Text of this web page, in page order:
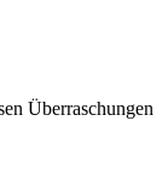
Überraschungen